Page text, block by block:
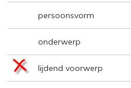
persoonsvorm
onderwerp
lijdend voorwerp